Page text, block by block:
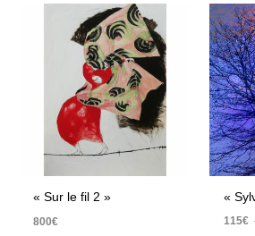
« Sur le fil 2 »
800€
«
115€